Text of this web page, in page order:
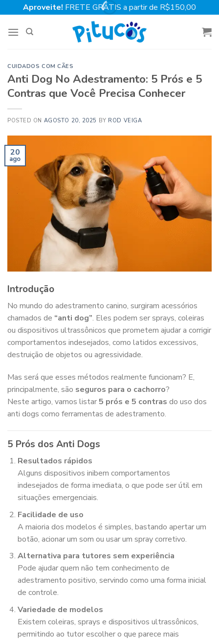
to
content
Aproveite! FRETE GRÁTIS a partir de R$150,00
CUIDADOS COM CÃES
Anti Dog No Adestramento: 5 Prós e 5
Contras que Você Precisa Conhecer
POSTED ON AGOSTO 20, 2025 BY ROD VEIGA
20
ago
Introdução
No mundo do adestramento canino, surgiram acessórios
chamados de “anti dog”. Eles podem ser sprays, coleiras
ou dispositivos ultrassônicos que prometem ajudar a corrigir
comportamentos indesejados, como latidos excessivos,
destruição de objetos ou agressividade.
Mas será que esses métodos realmente funcionam? E,
principalmente, são seguros para o cachorro?
Neste artigo, vamos listar 5 prós e 5 contras do uso dos
anti dogs como ferramentas de adestramento.
5 Prós dos Anti Dogs
Resultados rápidos
Alguns dispositivos inibem comportamentos
indesejados de forma imediata, o que pode ser útil em
situações emergenciais.
Facilidade de uso
A maioria dos modelos é simples, bastando apertar um
botão, acionar um som ou usar um spray corretivo.
Alternativa para tutores sem experiência
Pode ajudar quem não tem conhecimento de
adestramento positivo, servindo como uma forma inicial
de controle.
Variedade de modelos
Existem coleiras, sprays e dispositivos ultrassônicos,
permitindo ao tutor escolher o que parece mais